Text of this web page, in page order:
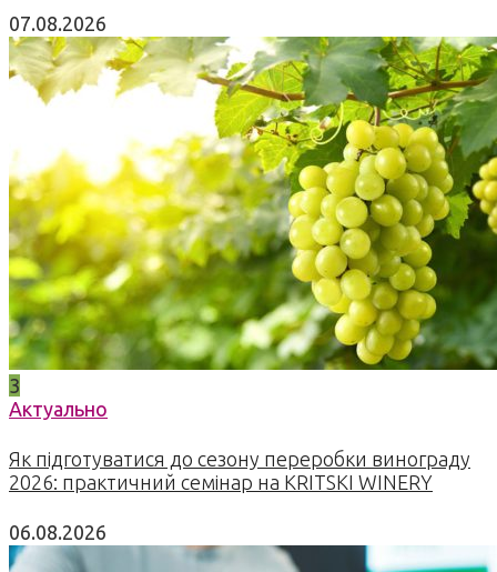
07.08.2026
3
Актуально
Як підготуватися до сезону переробки винограду
2026: практичний семінар на KRITSKI WINERY
06.08.2026